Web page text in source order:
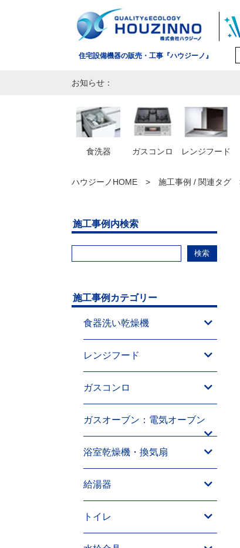
住宅設備機器の販売・工事『ハウジーノ』
お知らせ：
食洗器 ガスコンロ レンジフード
ハウジーノHOME 施工事例 / 関連タグ
施工事例内検索
検索
施工事例カテゴリー
食器洗い乾燥機
レンジフード
ガスコンロ
ガスオーブン：電気オーブン
浴室乾燥機・換気扇
給湯器
トイレ